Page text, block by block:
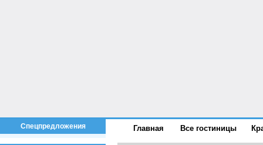
Главная Все гостиницы
Спецпредложения